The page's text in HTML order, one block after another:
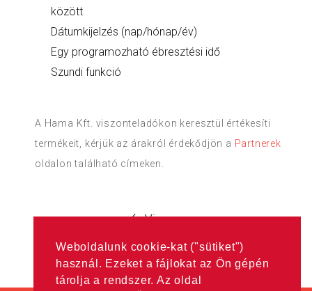
Weboldalunk cookie-kat ("sütiket")
használ. Ezeket a fájlokat az Ön gépén
tárolja a rendszer. Az oldal
között
Dátumkijelzés (nap/hónap/év)
Egy programozható ébresztési idő
Szundi funkció
A Hama Kft. viszonteladókon keresztül értékesíti
termékeit, kérjük az árakról érdekődjön a Partnerek
oldalon található címeken.
Vissza